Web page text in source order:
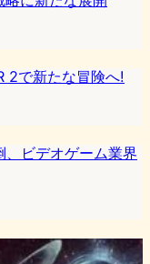
2で新たな冒険へ!
、ビデオゲーム業界